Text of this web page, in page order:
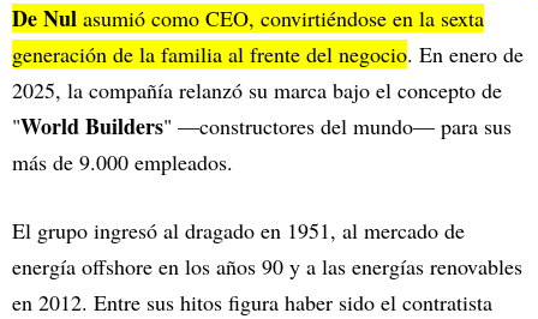
De Nul asumió como CEO, convirtiéndose en la sexta
generación de la familia al frente del negocio. En enero de
2025, la compañía relanzó su marca bajo el concepto de
"World Builders" —constructores del mundo— para sus
más de 9.000 empleados.
El grupo ingresó al dragado en 1951, al mercado de
energía offshore en los años 90 y a las energías renovables
en 2012. Entre sus hitos figura haber sido el contratista